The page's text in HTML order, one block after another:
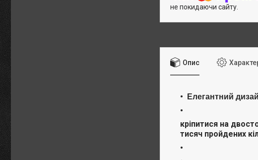
не покидаючи сайту.
Опис
Елегантний
кріпитися на
тисяч пройдених